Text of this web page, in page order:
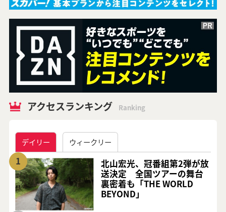
アクセスランキング Ranking
デイリー ウィークリー
1
北山宏光、冠番組第2弾が放
送決定 全国ツアーの舞台
裏密着も「THE WORLD
BEYOND」